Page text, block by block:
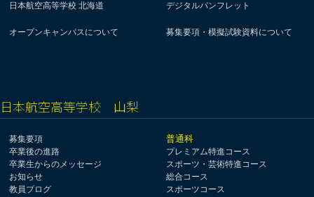
日本航空高等学校 北海道 デジタルパンフレット
オープンキャンパスについて 募集要項・模擬試験資料について
日本航空高等学校 山梨
募集要項
卒業後の進路
卒業生からのメッセージ
お知らせ
教員ブログ
普通科
プレミアム特進コース
スポーツ・芸術特進コース
総合コース
スポーツコース